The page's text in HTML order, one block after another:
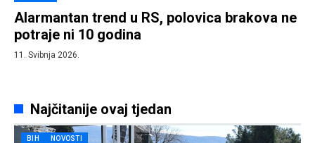
Alarmantan trend u RS, polovica brakova ne
potraje ni 10 godina
11. Svibnja 2026.
Najčitanije ovaj tjedan
BIH NOVOSTI